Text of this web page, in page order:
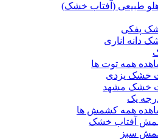
طبیعی (آفتاب خشک)
پفکی
دانه اناری
همه توت ها
خشک یزدی
خشک مشهد
یک
همه کشمش ها
آفتاب خشک
سبز